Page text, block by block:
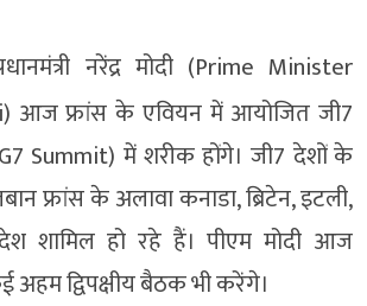
नरेंद्र मोदी (Prime Minister
आज फ्रांस के एवियन में आयोजित जी7
Summit) में शरीक होंगे। जी7 देशों के
फ्रांस के अलावा कनाडा, ब्रिटेन, इटली,
शामिल हो रहे हैं। पीएम मोदी आज
द्विपक्षीय बैठक भी करेंगे।